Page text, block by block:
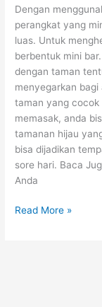
Dengan
perangkat yang
luas. Untuk
berbentuk mini
dengan taman
menyegarkan bagi
taman yang cocok
memasak, anda
tamanan hijau
bisa dijadikan
sore hari. Baca
Anda
Read More »